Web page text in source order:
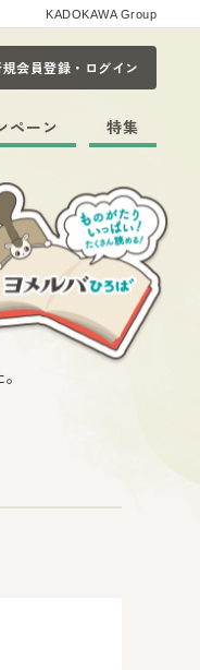
KADOKAWA Group
キーワードから探す
会員登録・ログイン
ペーン 特集
ックマークする